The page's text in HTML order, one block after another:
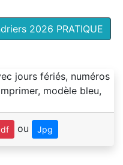
2026 PRATIQUE
ou Jpg